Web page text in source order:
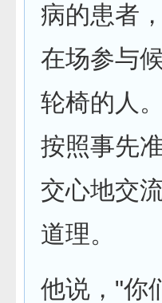
病的患者
在场参与
轮椅的人
按照事先
交心地交
道理。
他说，"你